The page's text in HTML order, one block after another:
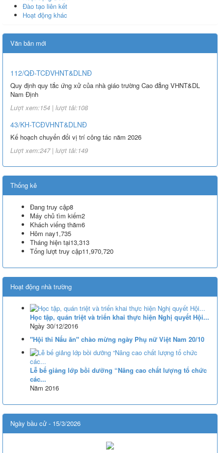
Đào tạo liên kết
Hoạt động khác
Văn bản mới
112/QĐ-TCĐVHNT&DLNĐ
Quy định quy tắc ứng xử của nhà giáo trường Cao đẳng VHNT&DL
Nam Định
Lượt xem:154 | lượt tải:108
43/KH-TCĐVHNT&DLNĐ
Kế hoạch chuyển đổi vị trí công tác năm 2026
Lượt xem:247 | lượt tải:149
238/2025/NĐ-CP
Quy định về chính sách học phí, miễn, giảm, hỗ trợ học phí, hỗ trợ
chi phí học tập và giá dịch vụ trong lĩnh vực giáo dục, đào tạo
71-NQ/TW
Nghị quyết số 71-NQ/TWcủa Bộ Chính trị về đột phá phát triển giáo
dục và đào tạo
Lượt xem:515 | lượt tải:0
08/2025/TT-BGDĐT
Thông tư số 08/2025/TT-BGDĐT của Bộ Giáo dục và Đào tạo: Quy
định thời hạn lưu trữ hồ sơ, tài liệu thuộc lĩnh vực giáo dục và đào tạo
Lượt xem:575 | lượt tải:0
Thống kê
Đang truy cập8
Máy chủ tìm kiếm2
Khách viếng thăm6
Hôm nay1,735
Tháng hiện tại13,313
Tổng lượt truy cập11,970,720
Hoạt động nhà trường
Học tập, quán triệt và triển khai thực hiện Nghị quyết Hội...
Ngày 30/12/2016
"Hội thi Nấu ăn" chào mừng ngày Phụ nữ Việt Nam 20/10
Lễ bế giảng lớp bồi dưỡng “Nâng cao chất lượng tổ chức
các...
Năm 2016
Ngày bầu cử - 15/3/2026